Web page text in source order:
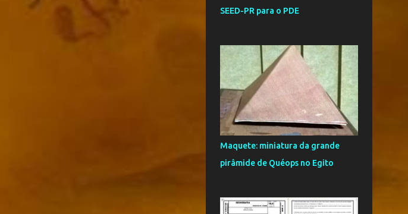
agosto
maio
5
abril
1
março
13
fevereiro
1
2016
novembro
setembro
5
SEED-PR para o PDE
Maquete: miniatura da grande
pirâmide de Quéops no Egito